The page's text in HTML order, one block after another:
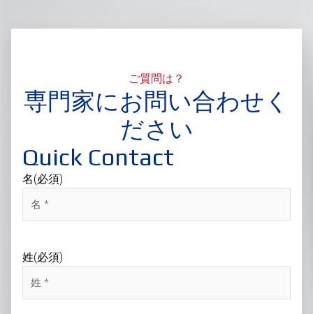
ご質問は？
専門家にお問い合わせく
ださい
Quick Contact
名(必須)
姓(必須)